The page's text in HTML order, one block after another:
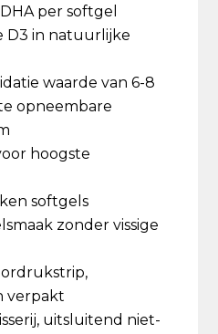
per softgel
D3 in natuurlijke
waarde van 6-8
opneembare
hoogste
softgels
zonder vissige
verpakt
uitsluitend niet-